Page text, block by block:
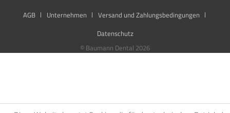
AGB Unternehmen
Versand und Zahlungsbedingungen
Datenschutz
© Baumann Dental 2026